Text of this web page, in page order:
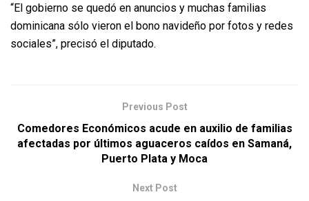
“El gobierno se quedó en anuncios y muchas familias
dominicana sólo vieron el bono navideño por fotos y redes
sociales”, precisó el diputado.
Previous Post
Comedores Económicos acude en auxilio de familias
afectadas por últimos aguaceros caídos en Samaná,
Puerto Plata y Moca
Next Post